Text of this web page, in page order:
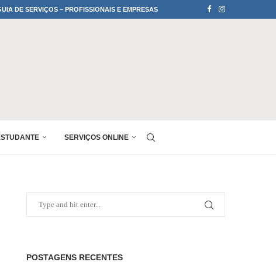
DE SERVIÇOS – PROFISSIONAIS E EMPRESAS
SERVIÇOS ONLINE
POSTAGENS RECENTES